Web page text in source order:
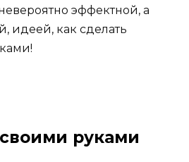
эффектной, а
идеей, как сделать
руками